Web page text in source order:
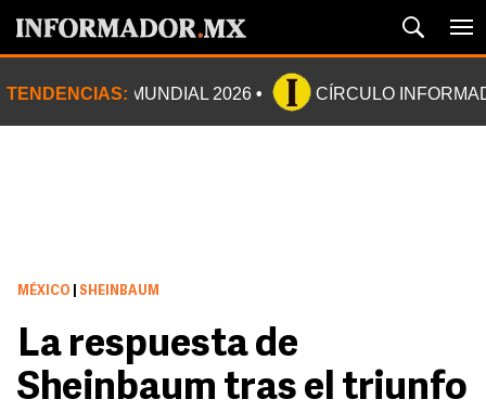
TENDENCIAS: MUNDIAL 2026 CÍRCULO
MÉXICO SHEINBAUM
La respuesta de
Sheinbaum tras el triunfo